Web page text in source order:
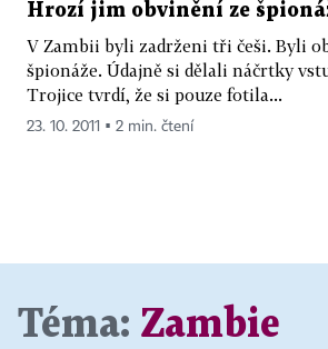
Hrozí jim obvinění ze
V Zambii byli zadrženi tři češi. Byli
špionáže. Údajně si dělali náčrtky
Trojice tvrdí, že si pouze fotila...
23. 10. 2011 ▪ 2 min. čtení
Téma: Zambie